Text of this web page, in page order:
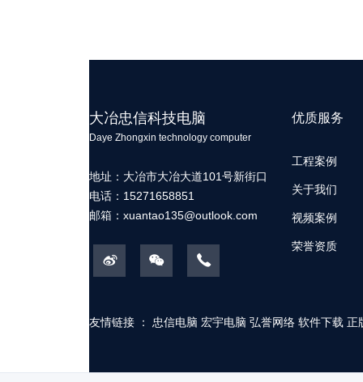
大冶忠信科技电脑
Daye Zhongxin technology computer
地址：大冶市大冶大道101号新街口
电话：15271658851
邮箱： xuantao135@outlook.com
优质服务
工程案例
关于我们
视频案例
荣誉资质
友情链接 ： 忠信电脑 宏宇电脑 弘誉网络 软件下载 正